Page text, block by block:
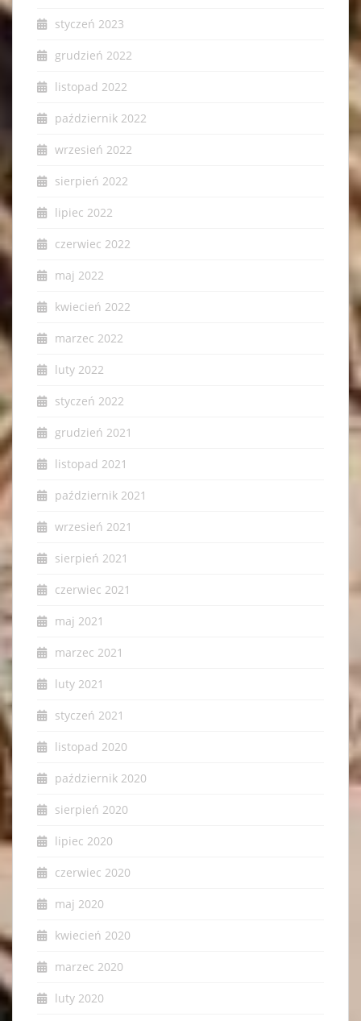
styczeń 2023
grudzień 2022
listopad 2022
październik 2022
wrzesień 2022
sierpień 2022
lipiec 2022
czerwiec 2022
maj 2022
kwiecień 2022
marzec 2022
luty 2022
styczeń 2022
grudzień 2021
listopad 2021
październik 2021
wrzesień 2021
sierpień 2021
czerwiec 2021
maj 2021
marzec 2021
luty 2021
styczeń 2021
listopad 2020
październik 2020
sierpień 2020
lipiec 2020
czerwiec 2020
maj 2020
kwiecień 2020
marzec 2020
luty 2020